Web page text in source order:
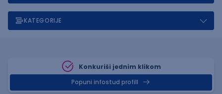
KATEGORIJE
Konkuriši jednim klikom
Popuni infostud profill